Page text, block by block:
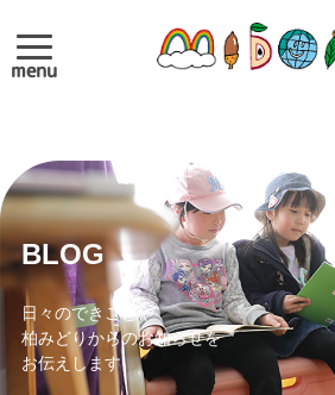
menu
BLOG
日々のできごとや
柏みどりからのお知らせを
お伝えします